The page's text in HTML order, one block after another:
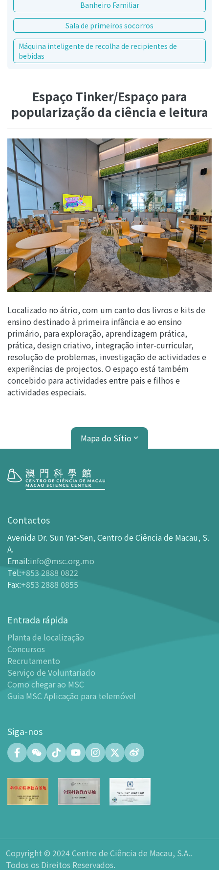
Banheiro Familiar
Sala de primeiros socorros
Máquina inteligente de recolha de recipientes de
bebidas
Espaço Tinker/Espaço para
popularização da ciência e leitura
Localizado no átrio, com um canto dos livros e kits de
ensino destinado à primeira infância e ao ensino
primário, para exploração, aprendizagem prática,
prática, design criativo, integração inter-curricular,
resolução de problemas, investigação de actividades e
experiências de projectos. O espaço está também
concebido para actividades entre pais e filhos e
actividades especiais.
Mapa do Sítio
Horário de Funcionamento
Como chegar ao MSC
Bilheteira
- Comprar Ingressos On-line
- Ingressos e Tabela de Descontos
- Planta de localização
- Guia MSC Aplicação para telemóvel
Instalações
-
Mundo das Crianças
- Centro de Exibições
- Planetário
leitura
- Laboratório de Fabricação Digital (FABLAB)
- Laboratório de Redes (NetLab)
- Átrio
Zona de Aprendizagem Inteligente
Ciência e Inovação Tecnológica
- Espaço do átrio do Planetário
- Loja de Lembranças
Contactos
Avenida Dr. Sun Yat-Sen, Centro de Ciência de Macau, S.
A.
Email:info@msc.org.mo
Tel:+853 2888 0822
Fax:+853 2888 0855
Entrada rápida
Planta de localização
Concursos
Recrutamento
Serviço de Voluntariado
Como chegar ao MSC
Guia MSC Aplicação para telemóvel
Siga-nos
Copyright © 2024 Centro de Ciência de Macau, S.A..
Todos os Direitos Reservados.